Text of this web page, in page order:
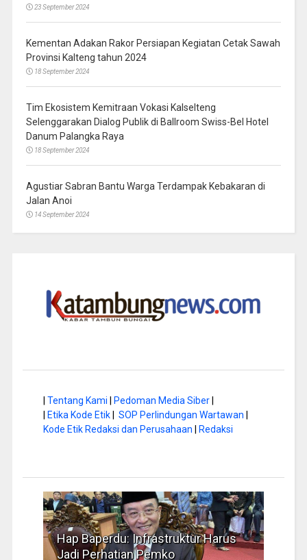
23 September 2024
Kementan Adakan Rakor Persiapan Kegiatan Cetak Sawah
Provinsi Kalteng tahun 2024
18 September 2024
Tim Ekosistem Kemitraan Vokasi Kalselteng
Selenggarakan Dialog Publik di Ballroom Swiss-Bel Hotel
Danum Palangka Raya
18 September 2024
Agustiar Sabran Bantu Warga Terdampak Kebakaran di
Jalan Anoi
14 September 2024
Tentang Kami Pedoman Media Siber|
Etika Kode Etik| SOP Perlindungan Wartawan
Kode Etik Redaksi dan Perusahaan
Redaksi
Hap Baperdu: Infrastruktur Harus
Jadi Perhatian Pemko